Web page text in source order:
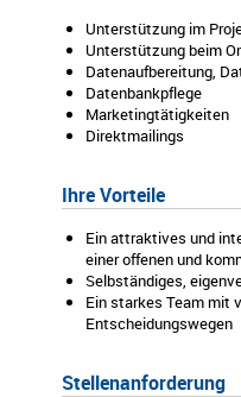
Unterstützung im
Unterstützung beim
Datenaufbereitung,
Datenbankpflege
Marketingtätigkeiten
Direktmailings
Ihre Vorteile
Ein attraktives und
einer offenen und
Selbständiges,
Ein starkes Team mit
Entscheidungswegen
Stellenanforderung